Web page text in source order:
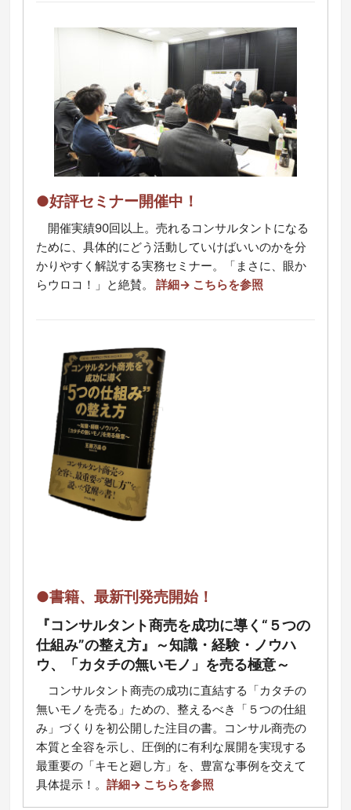
●好評セミナー開催中！
開催実績90回以上。売れるコンサルタントになる
ために、具体的にどう活動していけばいいのかを分
かりやすく解説する実務セミナー。「まさに、眼か
らウロコ！」と絶賛。
詳細→ こちらを参照
●書籍、最新刊発売開始！
『コンサルタント商売を成功に導く“５つの
仕組み”の整え方』～知識・経験・ノウハ
ウ、「カタチの無いモノ」を売る極意～
コ ンサルタント商売の成功に直結する「カタチの
無いモノを売る」ための、整えるべき「５つの仕組
み」づくりを初公開した注目の書。コンサル商売の
本質と全容を示し、圧倒的に有利な展開を実現する
最重要の「キモと廻し方」を、豊富な事例を交えて
具体提示！ 。詳細→ こちらを参照